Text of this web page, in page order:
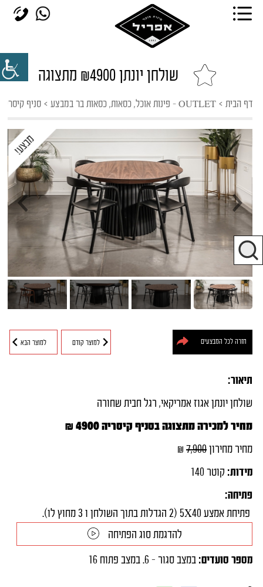
חיפוש מוצרים
שולחן יונתן ₪4900 מתצוגה
דף הבית > OUTLET - פינות אוכל, כסאות, כסאות בר במבצע > סניף קיסריה
תיאור:
שולחן יונתן אגוז אמריקאי, רגל חבית שחורה
מחיר למכירה מתצוגה בסניף קיסריה 4900 ₪
מחיר מחירון7,900
₪
מידות: קוטר 140
פתיחה:
פתיחת אמצע 5X40 (2 הגדלות בתוך השולחן ו 3 מחוץ לו).
להדגמת סוג הפתיחה
מספר סועדים: במצב סגור - 6. במצב פתוח 16
חזרה לכל המבצעים למוצר קודם למוצר הבא